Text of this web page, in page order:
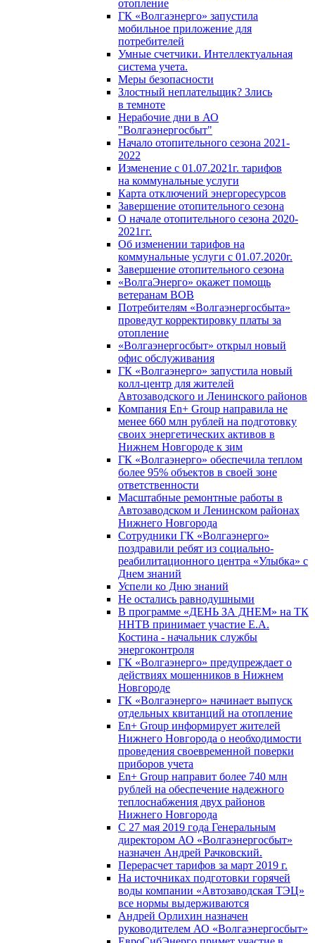
отопление
ГК «Волгаэнерго» запустила
мобильное приложение для
потребителей
Умные счетчики. Интеллектуальная
система учета.
Меры безопасности
Злостный неплательщик? Злись
в темноте
Нерабочие дни в АО
"Волгаэнергосбыт"
Начало отопительного сезона 2021-
2022
Изменение с 01.07.2021г. тарифов
на коммунальные услуги
Карта отключений энергоресурсов
Завершение отопительного сезона
О начале отопительного сезона 2020-
2021гг.
Об изменении тарифов на
коммунальные услуги с 01.07.2020г.
Завершение отопительного сезона
«ВолгаЭнерго» окажет помощь
ветеранам ВОВ
Потребителям «Волгаэнергосбыта»
проведут корректировку платы за
отопление
«Волгаэнергосбыт» открыл новый
офис обслуживания
ГК «Волгаэнерго» запустила новый
колл-центр для жителей
Автозаводского и Ленинского районов
Компания En+ Group направила не
менее 660 млн рублей на подготовку
своих энергетических активов в
Нижнем Новгороде к зим
ГК «Волгаэнерго» обеспечила теплом
более 95% объектов в своей зоне
ответственности
Масштабные ремонтные работы в
Автозаводском и Ленинском районах
Нижнего Новгорода
Сотрудники ГК «Волгаэнерго»
поздравили ребят из социально-
реабилитационного центра «Улыбка» с
Днем знаний
Успели ко Дню знаний
Не остались равнодушными
В программе «ДЕНЬ ЗА ДНЕМ» на ТК
ННТВ принимает участие Е.А.
Костина - начальник службы
энергоконтроля
ГК «Волгаэнерго» предупреждает о
действиях мошенников в Нижнем
Новгороде
ГК «Волгаэнерго» начинает выпуск
отдельных квитанций на отопление
En+ Group информирует жителей
Нижнего Новгорода о необходимости
проведения своевременной поверки
приборов учета
En+ Group направит более 740 млн
рублей на обеспечение надежного
теплоснабжения двух районов
Нижнего Новгорода
С 27 мая 2019 года Генеральным
директором АО «Волгаэнергосбыт»
назначен Андрей Рачковский.
Перерасчет тарифов за март 2019 г.
На источниках подготовки горячей
воды компании «Автозаводская ТЭЦ»
все нормы выдерживаются
Андрей Орлихин назначен
руководителем АО «Волгаэнергосбыт»